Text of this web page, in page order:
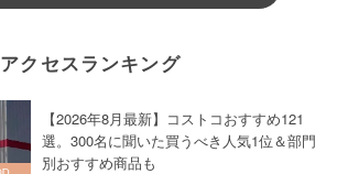
アクセスランキング
【2026年8月最新】コストコおすすめ121
選。300名に聞いた買うべき人気1位＆部門
別おすすめ商品も